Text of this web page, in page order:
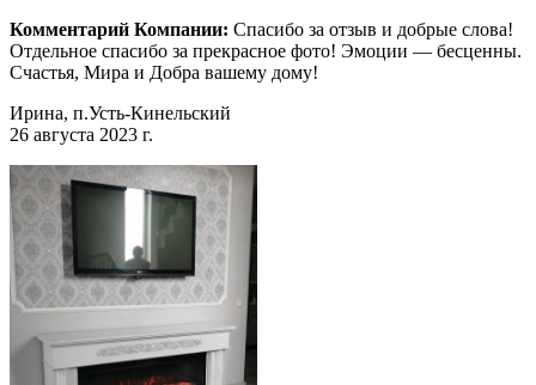
Комментарий Компании: Спасибо за отзыв и добрые слова!
Отдельное спасибо за прекрасное фото! Эмоции — бесценны.
Счастья, Мира и Добра вашему дому!
Ирина, п.Усть-Кинельский
26 августа 2023 г.